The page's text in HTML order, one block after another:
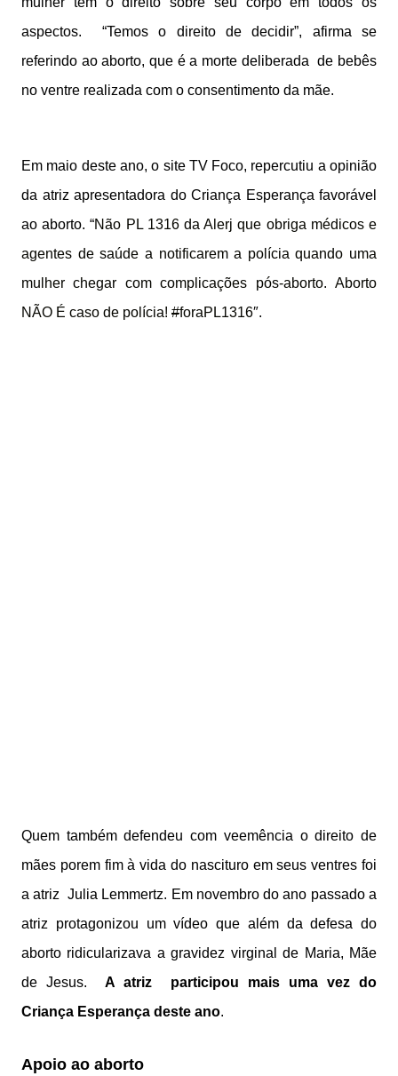
aspectos.
“Temos o direito de decidir”, afirma se
referindo ao aborto, que é a morte deliberada de bebês
no ventre realizada com o consentimento da mãe.
Em maio deste ano, o site TV Foco, repercutiu a opinião
da atriz apresentadora do Criança Esperança favorável
ao aborto.“Não PL 1316 da Alerj que obriga médicos e
agentes de saúde a notificarem a polícia quando uma
mulher chegar com complicações pós-aborto. Aborto
NÃO É caso de polícia! #foraPL1316″.
Quem também defendeu com veemência o direito de
mães porem fim à vida do nascituro em seus ventres foi
a atriz Julia Lemmertz. Em novembro do ano passado a
atriz protagonizou um vídeo que além da defesa do
aborto ridicularizava a gravidez virginal de Maria, Mãe
de Jesus.A atriz participou mais uma vez do
Criança Esperança deste ano.
Apoio ao aborto